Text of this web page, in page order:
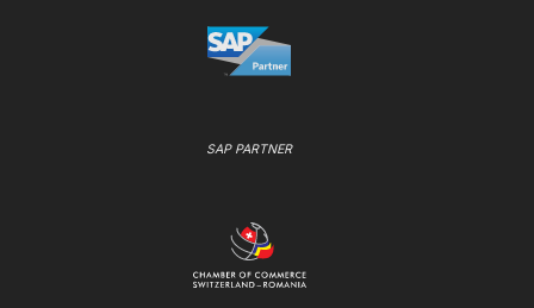
SAP PARTNER